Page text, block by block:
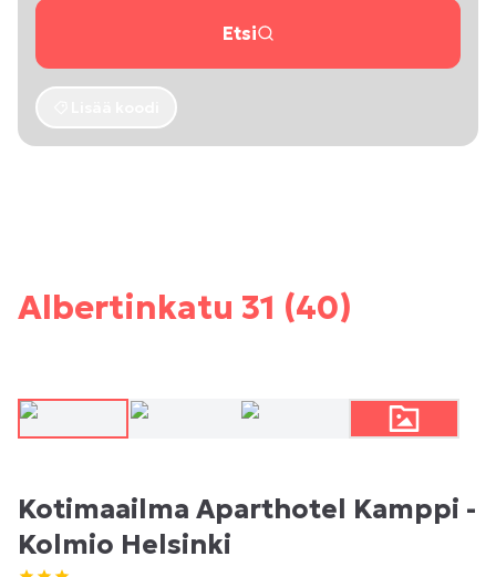
Etsi
Albertinkatu 31 (40)
Kotimaailma Aparthotel Kamppi -
Kolmio Helsinki